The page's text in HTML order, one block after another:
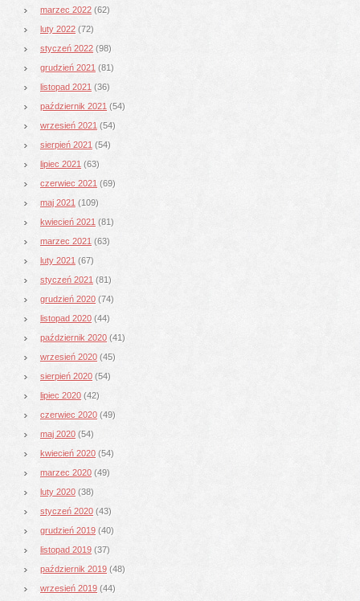
marzec 2022 (62)
luty 2022 (72)
styczeń 2022 (98)
grudzień 2021 (81)
listopad 2021 (36)
październik 2021 (54)
wrzesień 2021 (54)
sierpień 2021 (54)
lipiec 2021 (63)
czerwiec 2021 (69)
maj 2021 (109)
kwiecień 2021 (81)
marzec 2021 (63)
luty 2021 (67)
styczeń 2021 (81)
grudzień 2020 (74)
listopad 2020 (44)
październik 2020 (41)
wrzesień 2020 (45)
sierpień 2020 (54)
lipiec 2020 (42)
czerwiec 2020 (49)
maj 2020 (54)
kwiecień 2020 (54)
marzec 2020 (49)
luty 2020 (38)
styczeń 2020 (43)
grudzień 2019 (40)
listopad 2019 (37)
październik 2019 (48)
wrzesień 2019 (44)